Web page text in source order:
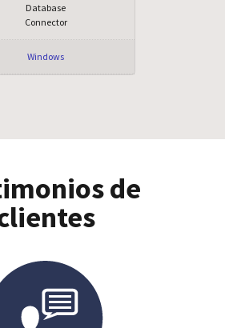
Database
Connector
Windows
de